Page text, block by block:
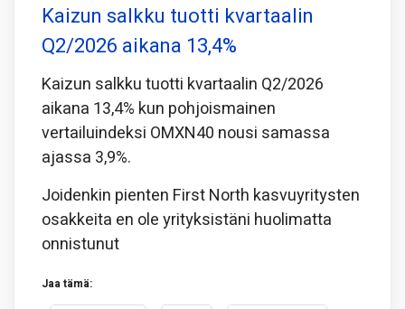
Kaizun salkku tuotti kvartaalin
Q2/2026 aikana 13,4%
Kaizun salkku tuotti kvartaalin Q2/2026
aikana 13,4% kun pohjoismainen
vertailuindeksi OMXN40 nousi samassa
ajassa 3,9%.
Joidenkin pienten First North kasvuyritysten
osakkeita en ole yrityksistäni huolimatta
onnistunut
Jaa tämä: